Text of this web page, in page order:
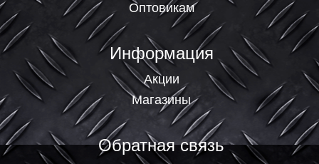
Оптовикам
Информация
Акции
Магазины
Обратная связь